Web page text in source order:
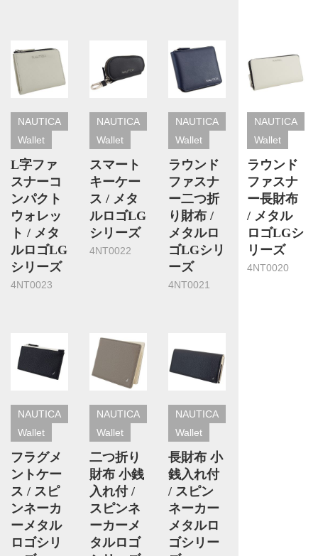
NAUTICA
Wallet
L字ファ
スナーコ
ンパクト
ウォレッ
ト / メタ
ルロゴLG
シリーズ
4NT0023
NAUTICA
Wallet
スマート
キーケー
ス / メタ
ルロゴLG
シリーズ
4NT0022
NAUTICA
Wallet
ラウンド
ファスナ
ー二つ折
り財布 /
メタルロ
ゴLGシリ
ーズ
4NT0021
NAUTICA
Wallet
ラウンド
ファスナ
ー長財布
/ メタル
ロゴLGシ
リーズ
4NT0020
NAUTICA
Wallet
フラグメ
ントケー
ス / スピ
ンネーカ
ーメタル
ロゴシリ
NAUTICA
Wallet
二つ折り
財布 小銭
入れ付 /
スピンネ
ーカーメ
タルロゴ
NAUTICA
Wallet
長財布 小
銭入れ付
/ スピン
ネーカー
メタルロ
ゴシリー